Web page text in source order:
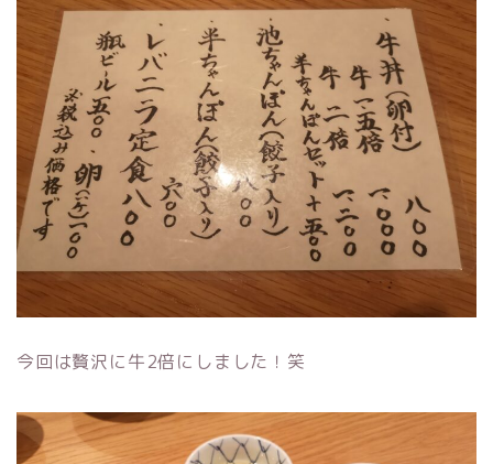
今回は贅沢に牛2倍にしました！笑